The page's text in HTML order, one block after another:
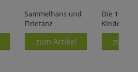
Sammelhans und
Firlefanz
zum Artikel
Die 100
zum